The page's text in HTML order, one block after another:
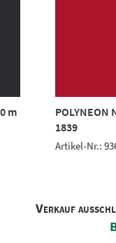
m
POLYNEON
1839
Artikel-Nr.:
Verkauf